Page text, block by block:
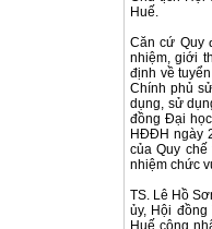
Huế.
Căn cứ Quy
nhiệm, giới
định về
Chính phủ
dụng, sử
đồng Đại
HĐĐH ngày
của Quy
nhiệm chức
TS. Lê Hồ
ủy, Hội
Huế công